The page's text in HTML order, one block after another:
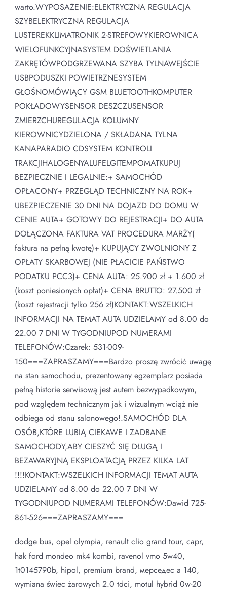
warto.WYPOSAŻENIE:ELEKTRYCZNA REGULACJA
SZYBELEKTRYCZNA REGULACJA
LUSTEREKKLIMATRONIK 2-STREFOWYKIEROWNICA
WIELOFUNKCYJNASYSTEM DOŚWIETLANIA
ZAKRĘTÓWPODGRZEWANA SZYBA TYLNAWEJŚCIE
USBPODUSZKI POWIETRZNESYSTEM
GŁOŚNOMÓWIĄCY GSM BLUETOOTHKOMPUTER
POKŁADOWYSENSOR DESZCZUSENSOR
ZMIERZCHUREGULACJA KOLUMNY
KIEROWNICYDZIELONA / SKŁADANA TYLNA
KANAPARADIO CDSYSTEM KONTROLI
TRAKCJIHALOGENYALUFELGITEMPOMATKUPUJ
BEZPIECZNIE I LEGALNIE:+ SAMOCHÓD
OPŁACONY+ PRZEGLĄD TECHNICZNY NA ROK+
UBEZPIECZENIE 30 DNI NA DOJAZD DO DOMU W
CENIE AUTA+ GOTOWY DO REJESTRACJI+ DO AUTA
DOŁĄCZONA FAKTURA VAT PROCEDURA MARŻY(
faktura na pełną kwotę)+ KUPUJĄCY ZWOLNIONY Z
OPŁATY SKARBOWEJ (NIE PŁACICIE PAŃSTWO
PODATKU PCC3)+ CENA AUTA: 25.900 zł + 1.600 zł
(koszt poniesionych opłat)+ CENA BRUTTO: 27.500 zł
(koszt rejestracji tylko 256 zł)KONTAKT:WSZELKICH
INFORMACJI NA TEMAT AUTA UDZIELAMY od 8.00 do
22.00 7 DNI W TYGODNIUPOD NUMERAMI
TELEFONÓW:Czarek: 531-009-
150===ZAPRASZAMY===Bardzo proszę zwrócić uwagę
na stan samochodu, prezentowany egzemplarz posiada
pełną historie serwisową jest autem bezwypadkowym,
pod względem technicznym jak i wizualnym wciąż nie
odbiega od stanu salonowego!.SAMOCHÓD DLA
OSÓB,KTÓRE LUBIĄ CIEKAWE I ZADBANE
SAMOCHODY,ABY CIESZYĆ SIĘ DŁUGĄ I
BEZAWARYJNĄ EKSPLOATACJĄ PRZEZ KILKA LAT
!!!!KONTAKT:WSZELKICH INFORMACJI TEMAT AUTA
UDZIELAMY od 8.00 do 22.00 7 DNI W
TYGODNIUPOD NUMERAMI TELEFONÓW:Dawid 725-
861-526===ZAPRASZAMY===
dodge bus, opel olympia, renault clio grand tour, capr,
hak ford mondeo mk4 kombi, ravenol vmo 5w40,
1t0145790b, hipol, premium brand, мерседес а 140,
wymiana świec żarowych 2.0 tdci, motul hybrid 0w-20